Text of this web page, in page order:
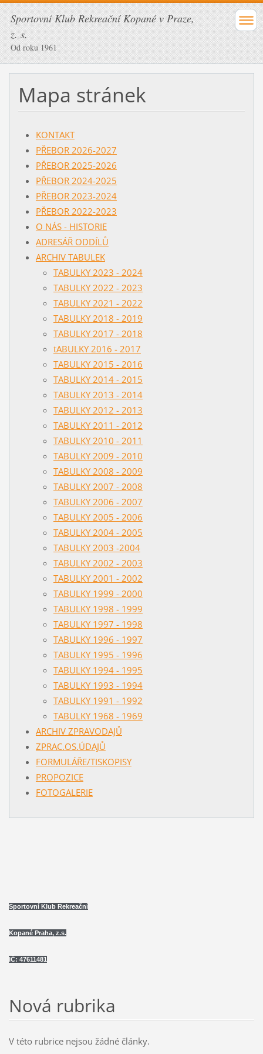
Sportovní Klub Rekreační Kopané v Praze,
z. s.
Od roku 1961
Mapa stránek
KONTAKT
PŘEBOR 2026-2027
PŘEBOR 2025-2026
PŘEBOR 2024-2025
PŘEBOR 2023-2024
PŘEBOR 2022-2023
O NÁS - HISTORIE
ADRESÁŘ ODDÍLŮ
ARCHIV TABULEK
TABULKY 2023 - 2024
TABULKY 2022 - 2023
TABULKY 2021 - 2022
TABULKY 2018 - 2019
TABULKY 2017 - 2018
tABULKY 2016 - 2017
TABULKY 2015 - 2016
TABULKY 2014 - 2015
TABULKY 2013 - 2014
TABULKY 2012 - 2013
TABULKY 2011 - 2012
TABULKY 2010 - 2011
TABULKY 2009 - 2010
TABULKY 2008 - 2009
TABULKY 2007 - 2008
TABULKY 2006 - 2007
TABULKY 2005 - 2006
TABULKY 2004 - 2005
TABULKY 2003 -2004
TABULKY 2002 - 2003
TABULKY 2001 - 2002
TABULKY 1999 - 2000
TABULKY 1998 - 1999
TABULKY 1997 - 1998
TABULKY 1996 - 1997
TABULKY 1995 - 1996
TABULKY 1994 - 1995
TABULKY 1993 - 1994
TABULKY 1991 - 1992
TABULKY 1968 - 1969
ARCHIV ZPRAVODAJŮ
ZPRAC.OS.ÚDAJŮ
FORMULÁŘE/TISKOPISY
PROPOZICE
FOTOGALERIE
Sportovní Klub Rekreační
Kopané Praha, z.s.
IČ: 47611481
Nová rubrika
V této rubrice nejsou žádné články.